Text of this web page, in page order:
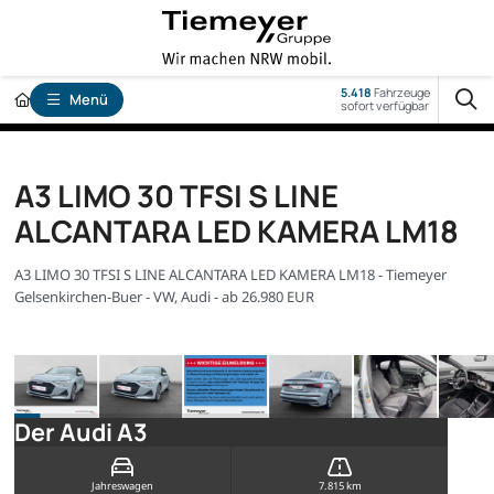
Menü 5.418 Fahrzeuge
sofort verfügbar
A3 LIMO 30 TFSI S LINE
ALCANTARA LED KAMERA LM18
A3 LIMO 30 TFSI S LINE ALCANTARA LED KAMERA LM18 - Tiemeyer
Gelsenkirchen-Buer - VW, Audi - ab 26.980 EUR
Der Audi A3
Jahreswagen 7.815 km